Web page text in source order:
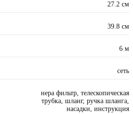
27.2 см
39.8 см
6 м
сеть
нера фильтр, телескопическая
трубка, шланг, ручка шланга,
насадки, инструкция